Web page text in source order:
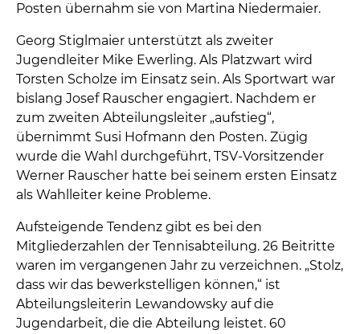
Posten übernahm sie von Martina Niedermaier.
Georg Stiglmaier unterstützt als zweiter
Jugendleiter Mike Ewerling. Als Platzwart wird
Torsten Scholze im Einsatz sein. Als Sportwart war
bislang Josef Rauscher engagiert. Nachdem er
zum zweiten Abteilungsleiter „aufstieg“,
übernimmt Susi Hofmann den Posten. Zügig
wurde die Wahl durchgeführt, TSV-Vorsitzender
Werner Rauscher hatte bei seinem ersten Einsatz
als Wahlleiter keine Probleme.
Aufsteigende Tendenz gibt es bei den
Mitgliederzahlen der Tennisabteilung. 26 Beitritte
waren im vergangenen Jahr zu verzeichnen. „Stolz,
dass wir das bewerkstelligen können,“ ist
Abteilungsleiterin Lewandowsky auf die
Jugendarbeit, die die Abteilung leistet. 60